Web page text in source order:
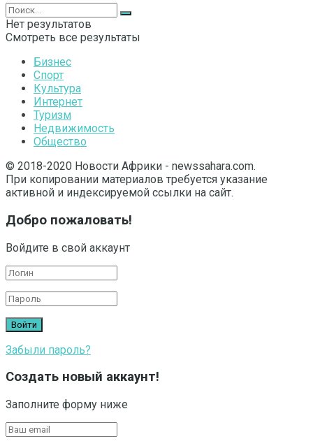
Нет результатов
Смотреть все результаты
Бизнес
Спорт
Культура
Интернет
Туризм
Недвижимость
Общество
© 2018-2020 Новости Африки - newssahara.com.
При копировании материалов требуется указание
активной и индексируемой ссылки на сайт.
Добро пожаловать!
Войдите в свой аккаунт
Забыли пароль?
Создать новый аккаунт!
Заполните форму ниже